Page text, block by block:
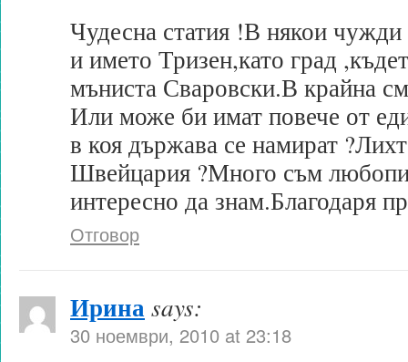
Чудесна статия !В някои
и името Тризен,като град
мъниста Сваровски.В крайна
Или може би имат повече от
в коя държава се намират
Швейцария ?Много съм
интересно да знам.Благодаря
Отговор
Ирина says:
30 ноември, 2010 at 23:18